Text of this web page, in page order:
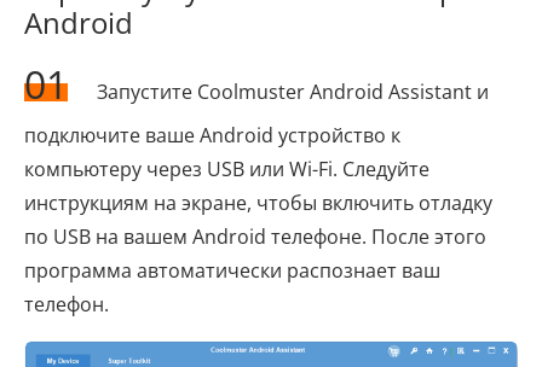
Android
01
Запустите Coolmuster Android Assistant и
подключите ваше Android устройство к
компьютеру через USB или Wi-Fi. Следуйте
инструкциям на экране, чтобы включить отладку
по USB на вашем Android телефоне. После этого
программа автоматически распознает ваш
телефон.